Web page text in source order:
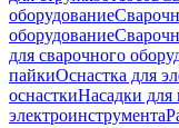
оборудование
оборудование
для сварочного
пайкиОснастка для
оснасткиНасадки для
электроинструмента